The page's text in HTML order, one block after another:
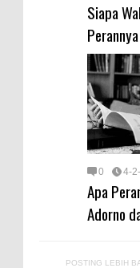
Siapa
0 4-
Apa
Adorno
POSTING LEBIH